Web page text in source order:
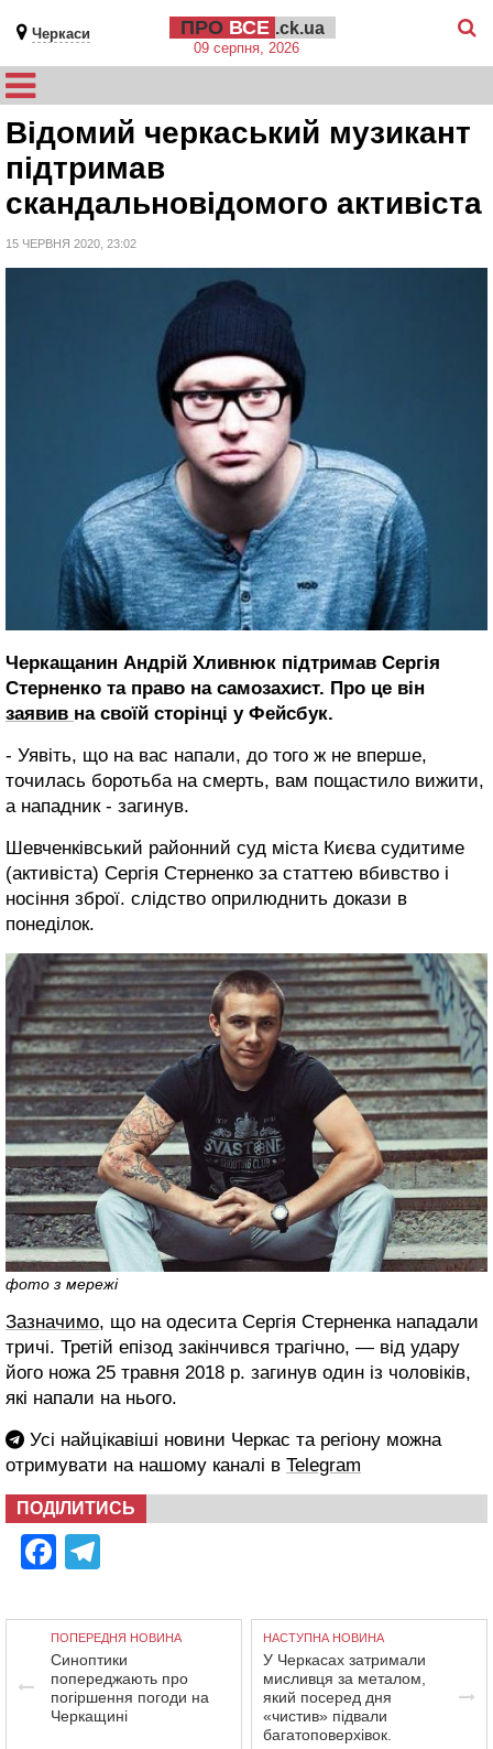
Черкаси ПРО ВСЕ .ck.ua
09 серпня, 2026
Відомий черкаський музикант
підтримав
скандальновідомого активіста
15 ЧЕРВНЯ 2020, 23:02
Черкащанин Андрій Хливнюк підтримав Сергія
Стерненко та право на самозахист. Про це він
заявив на своїй сторінці у Фейсбук.
- Уявіть, що на вас напали, до того ж не вперше,
точилась боротьба на смерть, вам пощастило вижити,
а нападник - загинув.
Шевченківський районний суд міста Києва судитиме
(активіста) Сергія Стерненко за статтею вбивство і
носіння зброї. слідство оприлюднить докази в
понеділок.
фото з мережі
Зазначимо, що на одесита Сергія Стерненка нападали
тричі. Третій епізод закінчився трагічно, — від удару
його ножа 25 травня 2018 р. загинув один із чоловіків,
які напали на нього.
Усі найцікавіші новини Черкас та регіону можна
отримувати на нашому каналі в Telegram
ПОДІЛИТИСЬ
Facebook
ПОПЕРЕДНЯ НОВИНА
Синоптики
попереджають про
погіршення погоди на
Черкащині
НАСТУПНА НОВИНА
У Черкасах затримали
мисливця за металом,
який посеред дня
«чистив» підвали
багатоповерхівок.